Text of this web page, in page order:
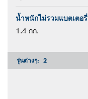
น้ำหนักไม่รวมแบตเตอรี่
1.4 กก.
รุ่นต่างๆ: 2